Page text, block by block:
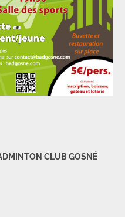
CLUB GOSNÉ